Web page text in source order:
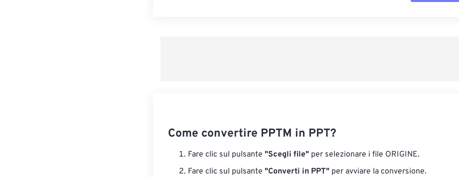
Come convertire PPTM in PPT?
Fare clic sul pulsante "Scegli file" per selezionare i file ORIGINE.
Fare clic sul pulsante "Converti in PPT" per avviare la conversione.